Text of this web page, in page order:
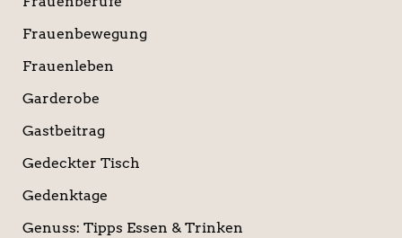
Frauenbewegung
Frauenleben
Garderobe
Gastbeitrag
Gedeckter Tisch
Gedenktage
Genuss: Tipps Essen & Trinken